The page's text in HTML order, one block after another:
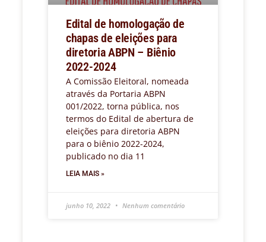
Edital de homologação de
chapas de eleições para
diretoria ABPN – Biênio
2022-2024
A Comissão Eleitoral, nomeada
através da Portaria ABPN
001/2022, torna pública, nos
termos do Edital de abertura de
eleições para diretoria ABPN
para o biênio 2022-2024,
publicado no dia 11
LEIA MAIS »
junho 10, 2022 Nenhum comentário